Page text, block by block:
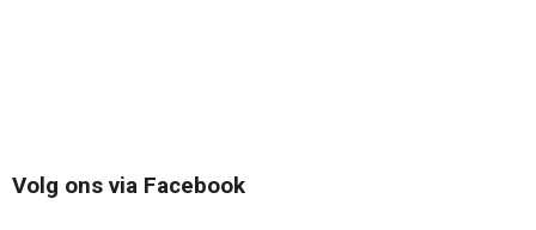
Volg ons via Facebook